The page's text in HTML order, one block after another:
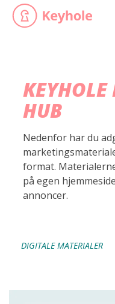
HUB
Nedenfor har du
format.
på egen
annoncer.
DIGITALE MATERIALER